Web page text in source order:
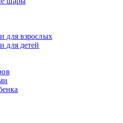
для взрослых
для детей